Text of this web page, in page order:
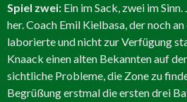
Spiel zwei: Ein im Sack, zwei im
her. Coach Emil Kielbasa, der noch
laborierte und nicht zur Verfügung
Knaack einen alten Bekannten auf
sichtliche Probleme, die Zone zu
Begrüßung erstmal die ersten drei